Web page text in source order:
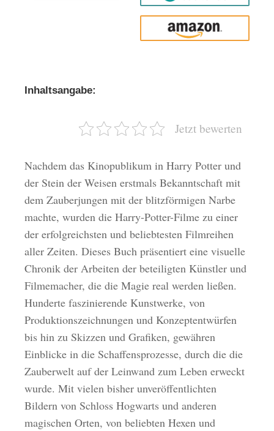
Amazon
Inhaltsangabe:
Jetzt bewerten
Nachdem das Kinopublikum in Harry Potter und
der Stein der Weisen erstmals Bekanntschaft mit
dem Zauberjungen mit der blitzförmigen Narbe
machte, wurden die Harry-Potter-Filme zu einer
der erfolgreichsten und beliebtesten Filmreihen
aller Zeiten. Dieses Buch präsentiert eine visuelle
Chronik der Arbeiten der beteiligten Künstler und
Filmemacher, die die Magie real werden ließen.
Hunderte faszinierende Kunstwerke, von
Produktionszeichnungen und Konzeptentwürfen
bis hin zu Skizzen und Grafiken, gewähren
Einblicke in die Schaffensprozesse, durch die die
Zauberwelt auf der Leinwand zum Leben erweckt
wurde. Mit vielen bisher unveröffentlichten
Bildern von Schloss Hogwarts und anderen
magischen Orten, von beliebten Hexen und